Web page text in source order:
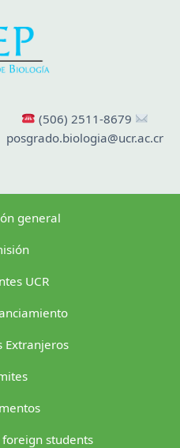
(506) 2511-8679
posgrado.biologia@ucr.ac.cr
general
UCR
Extranjeros
students